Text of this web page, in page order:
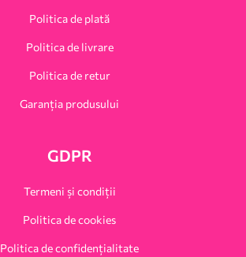
Politica de plată
Politica de livrare
Politica de retur
Garanția produsului
GDPR
Termeni și condiții
Politica de cookies
Politica de confidențialitate